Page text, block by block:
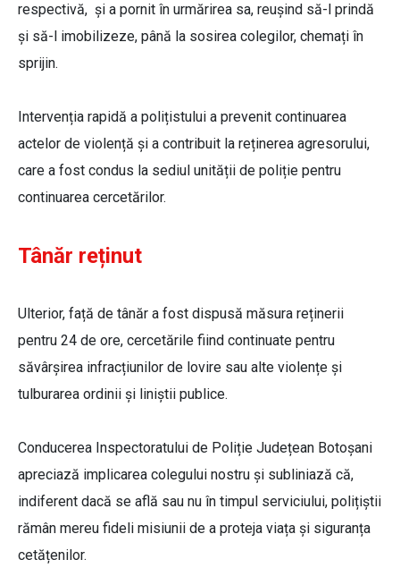
respectivă, și a pornit în urmărirea sa, reușind să-l prindă
și să-l imobilizeze, până la sosirea colegilor, chemați în
sprijin.
Intervenția rapidă a polițistului a prevenit continuarea
actelor de violență și a contribuit la reținerea agresorului,
care a fost condus la sediul unității de poliție pentru
continuarea cercetărilor.
Tânăr reținut
Ulterior, față de tânăr a fost dispusă măsura reținerii
pentru 24 de ore, cercetările fiind continuate pentru
săvârșirea infracțiunilor de lovire sau alte violențe și
tulburarea ordinii și liniștii publice.
Conducerea Inspectoratului de Poliție Județean Botoșani
apreciază implicarea colegului nostru și subliniază că,
indiferent dacă se află sau nu în timpul serviciului, polițiștii
rămân mereu fideli misiunii de a proteja viața și siguranța
cetățenilor.